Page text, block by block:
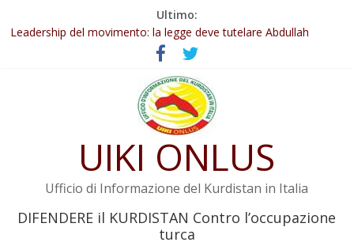
Ultimo:
Abdullah Öcalan: Le legge negativa deve essere trasformata in
legge positiva
Leadership del movimento: la legge deve tutelare Abdullah
Commissione donne del KNK: Şengal è di nuovo sotto minaccia
Non tenere conto della situazione di Rêber Apo ostacolerebbe
Il KNK chiede un’azione internazionale contro i crimini di guerra
UIKI ONLUS
Ufficio di Informazione del Kurdistan in Italia
DIFENDERE il KURDISTAN Contro l’occupazione
turca